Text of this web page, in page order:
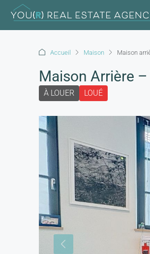
Accueil Maison Maison
Maison Arrière
À LOUER LOUÉ